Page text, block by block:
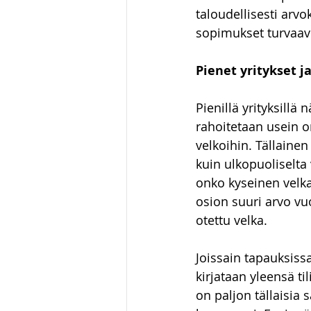
taloudellisesti
sopimukset
Pienet yritykset
Pienillä yrityksillä
rahoitetaan usein
velkoihin.
kuin
onko kyseinen
osion suuri arvo
otettu velka.
Joissain
kirjataan yleensä
on paljon tällaisia